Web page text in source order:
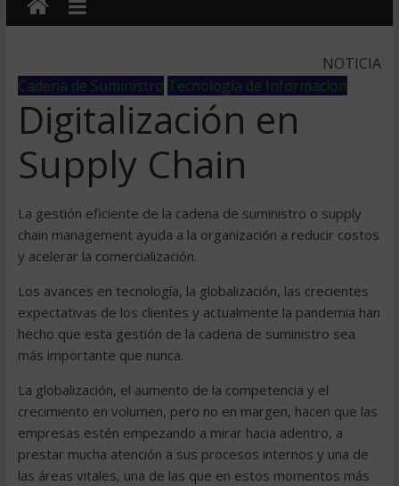
NOTICIA
Cadena de Suministro Tecnologia de Informacion
Digitalización en
Supply Chain
La gestión eficiente de la cadena de suministro o supply
chain management ayuda a la organización a reducir costos
y acelerar la comercialización.
Los avances en tecnología, la globalización, las crecientes
expectativas de los clientes y actualmente la pandemia han
hecho que esta gestión de la cadena de suministro sea
más importante que nunca.
La globalización, el aumento de la competencia y el
crecimiento en volumen, pero no en margen, hacen que las
empresas estén empezando a mirar hacia adentro, a
prestar mucha atención a sus procesos internos y una de
las áreas vitales, una de las que en estos momentos más